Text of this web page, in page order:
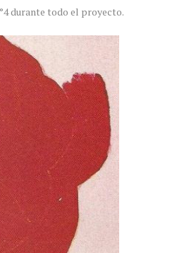
durante todo el proyecto.